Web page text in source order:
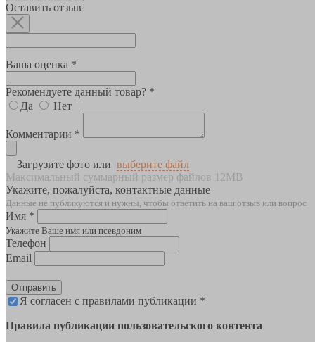
Оставить отзыв
Ваша оценка *
Рекомендуете данный товар? *
Да
Нет
Комментарии *
Загрузите фото или выберите файл
Максимальный суммарный размер файлов 12MB
Укажите, пожалуйста, контактные данные
Данные не публикуются и нужны, чтобы ответить на ваш отзыв или вопрос
Имя *
Укажите Ваше имя или псевдоним
Телефон
Email
Отправить
Я согласен с правилами публикации *
Правила публикации пользовательского контента